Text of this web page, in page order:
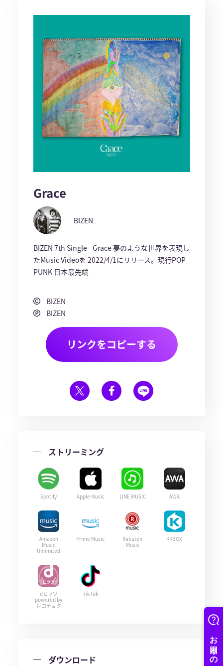
Grace
BIZEN
BIZEN 7th Single - Grace 夢のような世界を表現し
たMusic Videoを 2022/4/1にリリース。現行POP
PUNK 日本最先端
BIZEN
BIZEN
リンクをコピーする
ストリーミング
Spotify Apple Music LINE MUSIC AWA
Amazon
Music
Unlimited
Prime Music
Rakuten
Music
KKBOX
dヒッツ
powered by
レコチョク
TikTok
ダウンロード